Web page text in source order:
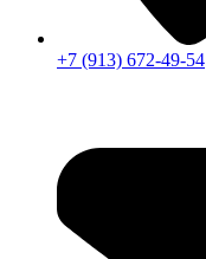
+7 (913) 672-49-54